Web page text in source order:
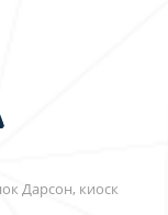
Дарсон, киоск